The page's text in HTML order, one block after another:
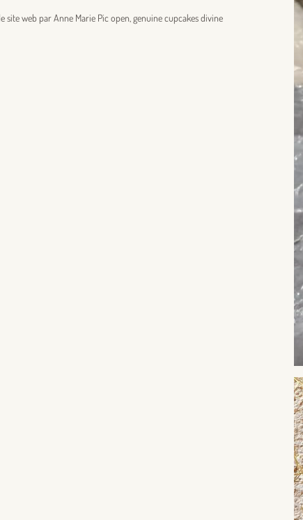
web par Anne Marie Pic open, genuine cupcakes divine